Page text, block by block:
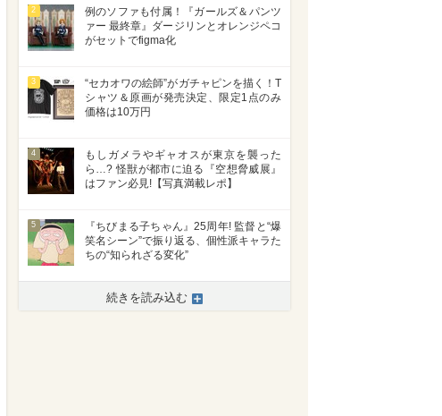
2
例のソファも付属！『ガールズ＆パンツ
ァー 最終章』ダージリンとオレンジペコ
がセットでfigma化
3
“セカオワの絵師”がガチャピンを描く！T
シャツ＆原画が発売決定、限定1点のみ
価格は10万円
4
もしガメラやギャオスが東京を襲った
ら…? 怪獣が都市に迫る『空想脅威展』
はファン必見!【写真満載レポ】
5
『ちびまる子ちゃん』25周年! 監督と“爆
笑名シーン”で振り返る、個性派キャラた
ちの“知られざる変化”
続きを読み込む